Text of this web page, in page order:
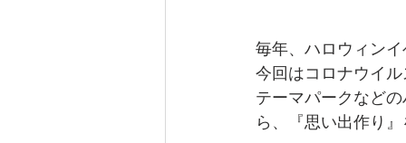
毎年、ハロウィン
今回はコロナウイ
テーマパークなど
ら、『思い出作り